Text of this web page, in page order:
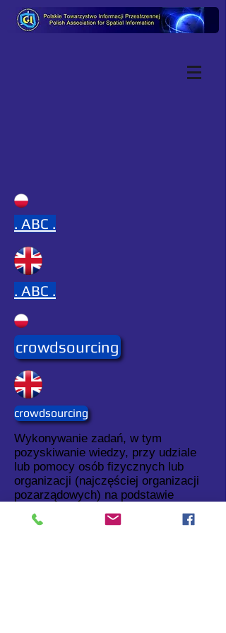
. ABC .
. ABC .
crowdsourcing
crowdsourcing
Wykonywanie zadań, w tym
pozyskiwanie wiedzy, przy udziale
lub pomocy osób fizycznych lub
organizacji (najczęściej organizacji
pozarządowych) na podstawie
przez internet (patrz: